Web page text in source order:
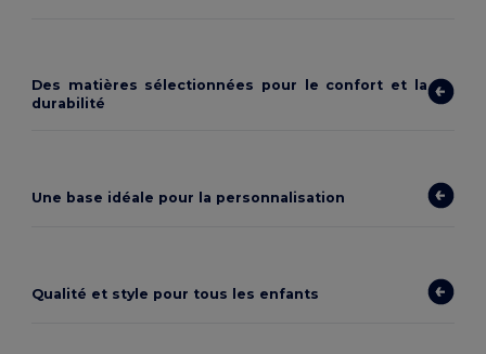
Des matières sélectionnées pour le confort et la
durabilité
Une base idéale pour la personnalisation
Qualité et style pour tous les enfants